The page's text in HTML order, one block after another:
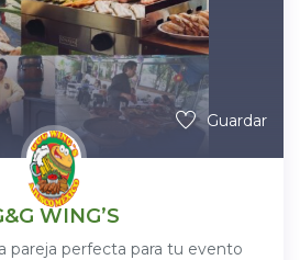
Guardar
WING’S
pareja perfecta para tu evento